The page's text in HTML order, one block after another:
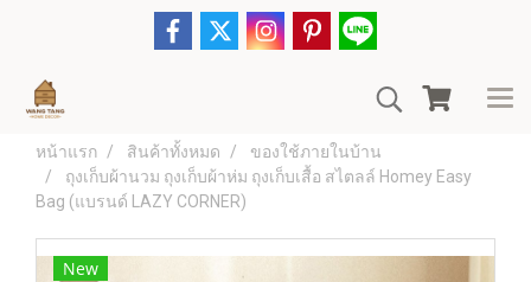
หน้าแรก สินค้าทั้งหมด
ของใช้ภายในบ้าน
ถุงเก็บผ้านวม ถุงเก็บผ้าห่ม ถุงเก็บเสื้อ สไตลล์ Homey Easy
Bag (แบรนด์ LAZY CORNER)
New